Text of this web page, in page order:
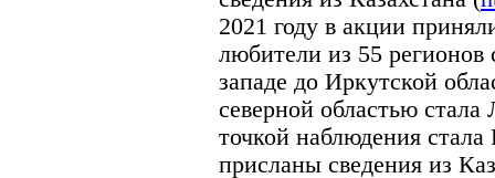
2021 году в акции
любители из 55
западе до Иркутской
северной областью
точкой наблюдения
присланы сведения из